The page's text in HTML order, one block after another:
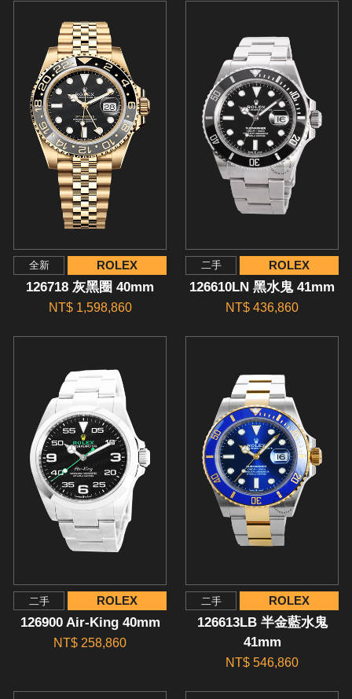
全新 ROLEX
126718 灰黑圈 40mm
NT$ 1,598,860
二手 ROLEX
126610LN 黑水鬼 41mm
NT$ 436,860
二手 ROLEX
126900 Air-King 40mm
NT$ 258,860
二手 ROLEX
126613LB 半金藍水鬼
41mm
NT$ 546,860